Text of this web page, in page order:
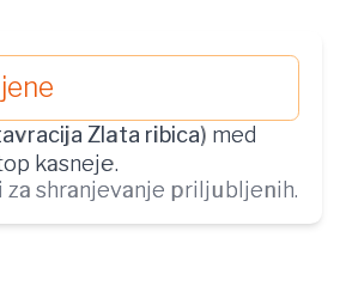
Zlata ribica) med
kasneje.
shranjevanje priljubljenih.